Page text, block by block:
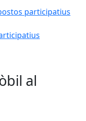
participatius
al